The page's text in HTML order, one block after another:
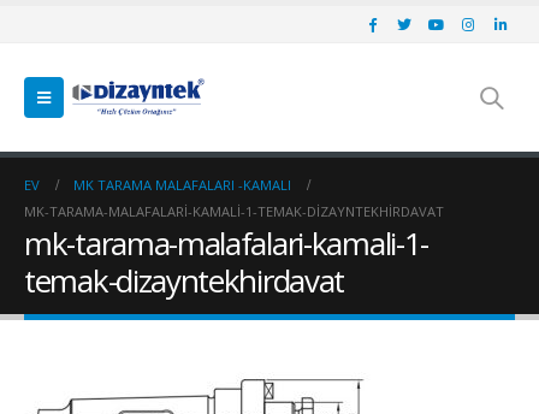
EV
MK TARAMA MALAFALARI -KAMALI
MK-TARAMA-MALAFALARI-KAMALI-1-TEMAK-DIZAYNTEKHIRDAVAT
mk-tarama-malafalari-kamali-1-
temak-dizayntekhirdavat